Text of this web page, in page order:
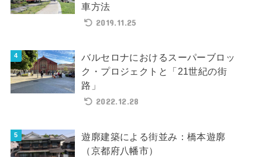
車方法
2019.11.25
バルセロナにおけるスーパーブロッ
ク・プロジェクトと「21世紀の街
路」
2022.12.28
遊廓建築による街並み：橋本遊廓
（京都府八幡市）